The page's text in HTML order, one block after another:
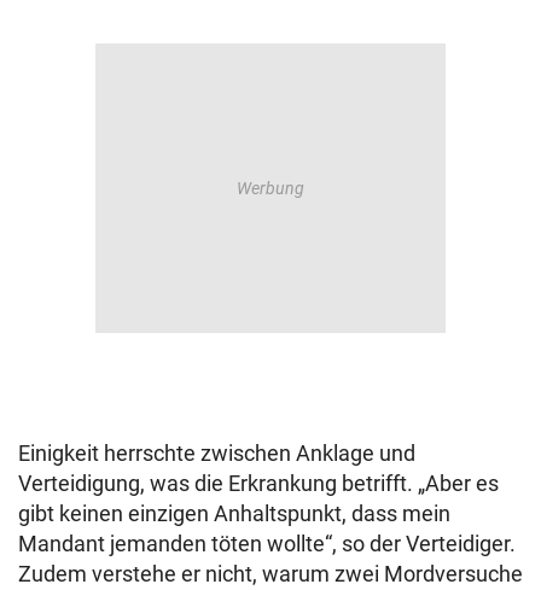
Einigkeit herrschte zwischen Anklage und
Verteidigung, was die Erkrankung betrifft. „Aber es
gibt keinen einzigen Anhaltspunkt, dass mein
Mandant jemanden töten wollte“, so der Verteidiger.
Zudem verstehe er nicht, warum zwei Mordversuche